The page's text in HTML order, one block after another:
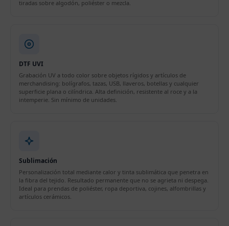
tiradas sobre algodón, poliéster o mezcla.
DTF UVI
Grabación UV a todo color sobre objetos rígidos y artículos de
merchandising: bolígrafos, tazas, USB, llaveros, botellas y cualquier
superficie plana o cilíndrica. Alta definición, resistente al roce y a la
intemperie. Sin mínimo de unidades.
Sublimación
Personalización total mediante calor y tinta sublimática que penetra en
la fibra del tejido. Resultado permanente que no se agrieta ni despega.
Ideal para prendas de poliéster, ropa deportiva, cojines, alfombrillas y
artículos cerámicos.